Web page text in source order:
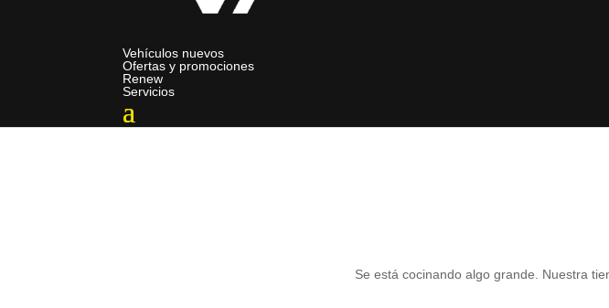
Vehículos nuevos
Ofertas y promociones
Renew
Servicios
Se está cocinando algo grande. Nuestra